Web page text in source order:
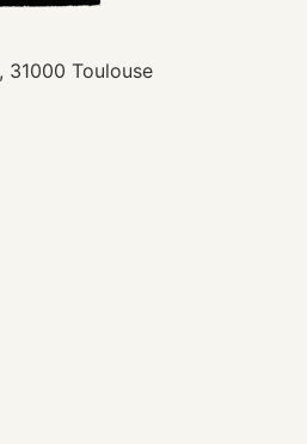
31000 Toulouse